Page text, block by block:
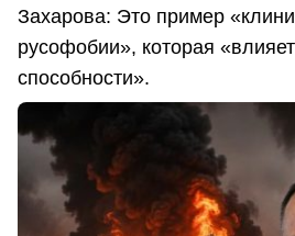
Захарова: Это пример
русофобии», которая
способности».